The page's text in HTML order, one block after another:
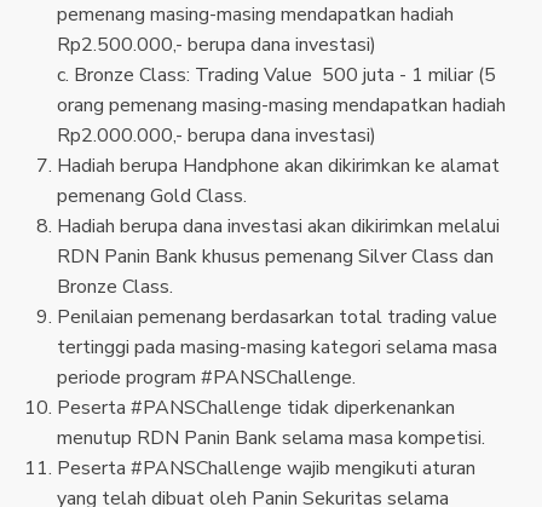
pemenang masing-masing mendapatkan hadiah
Rp2.500.000,- berupa dana investasi)
c. Bronze Class: Trading Value 500 juta - 1 miliar (5
orang pemenang masing-masing mendapatkan hadiah
Rp2.000.000,- berupa dana investasi)
Hadiah berupa Handphone akan dikirimkan ke alamat
pemenang Gold Class.
Hadiah berupa dana investasi akan dikirimkan melalui
RDN Panin Bank khusus pemenang Silver Class dan
Bronze Class.
Penilaian pemenang berdasarkan total trading value
tertinggi pada masing-masing kategori selama masa
periode program #PANSChallenge.
Peserta #PANSChallenge tidak diperkenankan
menutup RDN Panin Bank selama masa kompetisi.
Peserta #PANSChallenge wajib mengikuti aturan
yang telah dibuat oleh Panin Sekuritas selama